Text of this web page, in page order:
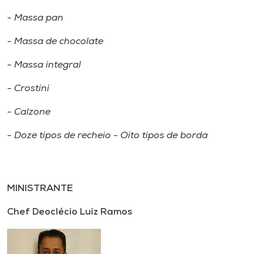
- Massa pan
- Massa de chocolate
- Massa integral
- Crostini
- Calzone
- Doze tipos de recheio - Oito tipos de borda
MINISTRANTE
Chef Deoclécio Luiz Ramos